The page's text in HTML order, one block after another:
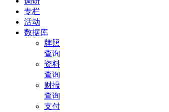
专栏
活动
数据库
牌照
查询
资料
查询
财报
查询
支付